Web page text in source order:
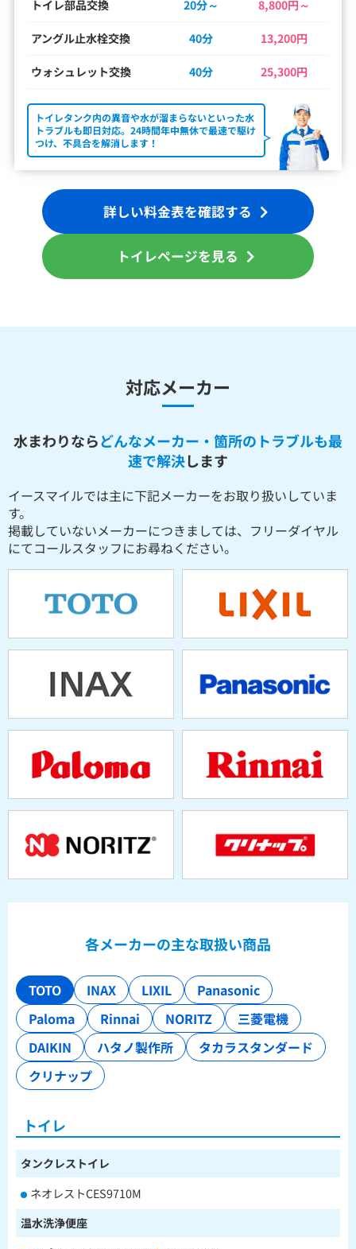
トイレ部品交換 20分～ 8,800円～
アングル止水栓交換 40分 13,200円
ウォシュレット交換 40分 25,300円
トイレタンク内の異音や水が溜まらないといった水
トラブルも即日対応。24時間年中無休で最速で駆け
つけ、不具合を解消します！
詳しい料金表を確認する
トイレページを見る
対応メーカー
水まわりならどんなメーカー・箇所のトラブルも最
速で解決します
イースマイルでは主に下記メーカーをお取り扱いしていま
す。
掲載していないメーカーにつきましては、フリーダイヤル
にてコールスタッフにお尋ねください。
各メーカーの主な取扱い商品
TOTO INAX LIXIL
Panasonic
Paloma
Rinnai NORITZ
三菱電機
DAIKIN
ハタノ製作所
タカラスタンダード
クリナップ
トイレ
タンクレストイレ
ネオレストCES9710M
温水洗浄便座